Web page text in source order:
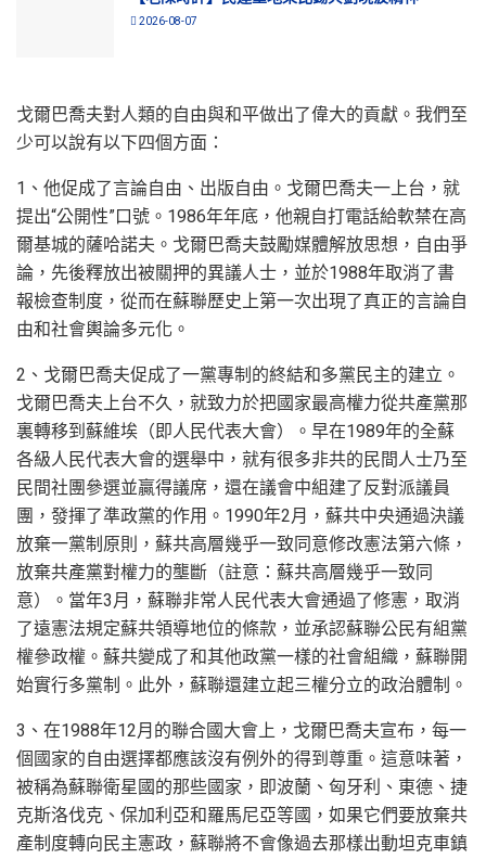
2026-08-07
戈爾巴喬夫對人類的自由與和平做出了偉大的貢獻。我們至
少可以說有以下四個方面：
1、他促成了言論自由、出版自由。戈爾巴喬夫一上台，就
提出“公開性”口號。1986年年底，他親自打電話給軟禁在高
爾基城的薩哈諾夫。戈爾巴喬夫鼓勵媒體解放思想，自由爭
論，先後釋放出被關押的異議人士，並於1988年取消了書
報檢查制度，從而在蘇聯歷史上第一次出現了真正的言論自
由和社會輿論多元化。
2、戈爾巴喬夫促成了一黨專制的終結和多黨民主的建立。
戈爾巴喬夫上台不久，就致力於把國家最高權力從共產黨那
裏轉移到蘇維埃（即人民代表大會）。早在1989年的全蘇
各級人民代表大會的選舉中，就有很多非共的民間人士乃至
民間社團參選並贏得議席，還在議會中組建了反對派議員
團，發揮了準政黨的作用。1990年2月，蘇共中央通過決議
放棄一黨制原則，蘇共高層幾乎一致同意修改憲法第六條，
放棄共產黨對權力的壟斷（註意：蘇共高層幾乎一致同
意）。當年3月，蘇聯非常人民代表大會通過了修憲，取消
了遠憲法規定蘇共領導地位的條款，並承認蘇聯公民有組黨
權參政權。蘇共變成了和其他政黨一樣的社會組織，蘇聯開
始實行多黨制。此外，蘇聯還建立起三權分立的政治體制。
3、在1988年12月的聯合國大會上，戈爾巴喬夫宣布，每一
個國家的自由選擇都應該沒有例外的得到尊重。這意味著，
被稱為蘇聯衛星國的那些國家，即波蘭、匈牙利、東德、捷
克斯洛伐克、保加利亞和羅馬尼亞等國，如果它們要放棄共
產制度轉向民主憲政，蘇聯將不會像過去那樣出動坦克車鎮